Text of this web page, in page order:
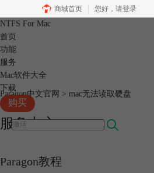
商城首页 您好， 请登录
NTFS For Mac
首页
功能
服务
Mac软件大全
下载
购买
Paragon中文官网 > mac无法读取硬盘
服务中心
Paragon教程